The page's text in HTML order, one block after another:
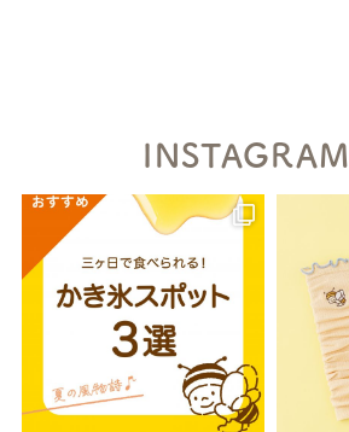
INSTAGRAM